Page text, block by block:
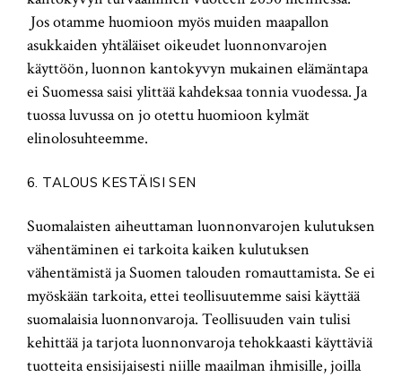
Jos otamme huomioon myös muiden maapallon
asukkaiden yhtäläiset oikeudet luonnonvarojen
käyttöön, luonnon kantokyvyn mukainen elämäntapa
ei Suomessa saisi ylittää kahdeksaa tonnia vuodessa. Ja
tuossa luvussa on jo otettu huomioon kylmät
elinolosuhteemme.
6. TALOUS KESTÄISI SEN
Suomalaisten aiheuttaman luonnonvarojen kulutuksen
vähentäminen ei tarkoita kaiken kulutuksen
vähentämistä ja Suomen talouden romauttamista. Se ei
myöskään tarkoita, ettei teollisuutemme saisi käyttää
suomalaisia luonnonvaroja. Teollisuuden vain tulisi
kehittää ja tarjota luonnonvaroja tehokkaasti käyttäviä
tuotteita ensisijaisesti niille maailman ihmisille, joilla